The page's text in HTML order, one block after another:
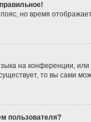
но время
на конференции,
существует, то вы
пользователя?